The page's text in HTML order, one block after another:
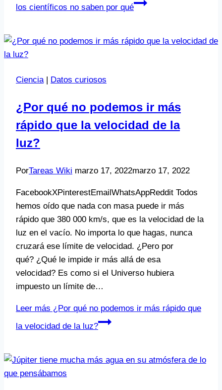
los científicos no saben por qué
Ciencia| Datos curiosos
¿Por qué no podemos ir más
rápido que la velocidad de la
luz?
PorTareas Wiki marzo 17, 2022marzo 17, 2022
FacebookXPinterestEmailWhatsAppReddit Todos
hemos oído que nada con masa puede ir más
rápido que 380 000 km/s, que es la velocidad de la
luz en el vacío. No importa lo que hagas, nunca
cruzará ese límite de velocidad. ¿Pero por
qué? ¿Qué le impide ir más allá de esa
velocidad? Es como si el Universo hubiera
impuesto un límite de…
Leer más ¿Por qué no podemos ir más rápido que
la velocidad de la luz?